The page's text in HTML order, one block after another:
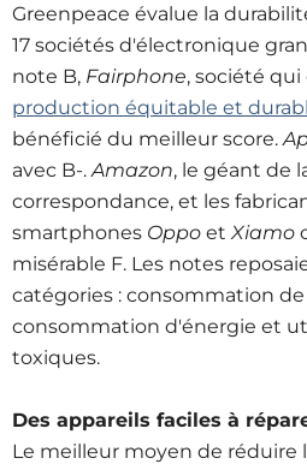
Greenpeace évalue la
17 sociétés d'électronique
note B, Fairphone, société
production équitable et
bénéficié du meilleur score.
avec B-.Amazon, le géant de
correspondance, et les
smartphones Oppo etXiamo
misérable F. Les notes
catégories : consommation
consommation d'énergie et
toxiques.
Des appareils faciles à
Le meilleur moyen de réduire